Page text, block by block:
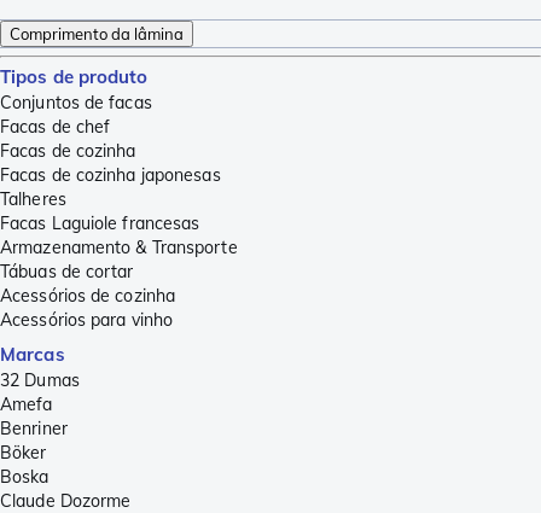
Comprimento da lâmina
Tipos de produto
Conjuntos de facas
Facas de chef
Facas de cozinha
Facas de cozinha japonesas
Talheres
Facas Laguiole francesas
Armazenamento & Transporte
Tábuas de cortar
Acessórios de cozinha
Acessórios para vinho
Marcas
32 Dumas
Amefa
Benriner
Böker
Boska
Claude Dozorme